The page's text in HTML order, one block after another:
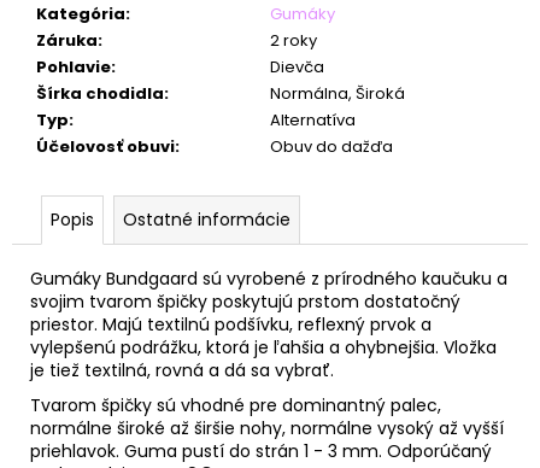
Kategória:
Gumáky
Záruka:
2 roky
Pohlavie:
Dievča
Šírka chodidla:
Normálna, Široká
Typ:
Alternatíva
Účelovosť obuvi: Obuv do dažďa
Popis Ostatné informácie
Gumáky Bundgaard sú vyrobené z prírodného kaučuku a
svojim tvarom špičky poskytujú prstom dostatočný
priestor. Majú textilnú podšívku, reflexný prvok a
vylepšenú podrážku, ktorá je ľahšia a ohybnejšia. Vložka
je tiež textilná, rovná a dá sa vybrať.
Tvarom špičky sú vhodné pre dominantný palec,
normálne široké až širšie nohy, normálne vysoký až vyšší
priehlavok. Guma pustí do strán 1 - 3 mm. Odporúčaný
e